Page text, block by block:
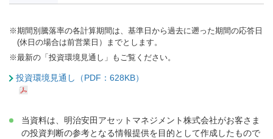
※期間別騰落率の各計算期間は、基準日から過去に遡った期間の応答日
(休日の場合は前営業日）までとします。
※最新の「投資環境見通し」もご覧ください。
投資環境見通し（PDF：628KB）
当資料は、明治安田アセットマネジメント株式会社がお客さま
の投資判断の参考となる情報提供を目的として作成したもので